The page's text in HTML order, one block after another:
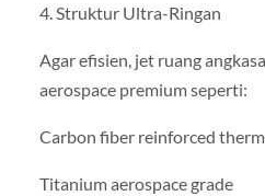
4. Struktur Ultra-Ringan
Agar efisien, jet ruang
aerospace premium seperti:
Carbon fiber reinforced
Titanium aerospace grade